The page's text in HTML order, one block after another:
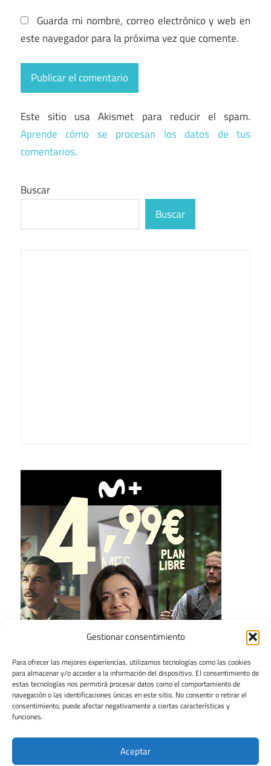
Gestionar consentimiento
Para ofrecer las mejores experiencias, utilizamos tecnologías como las cookies
para almacenar y/o acceder a la información del dispositivo. El consentimiento de
estas tecnologías nos permitirá procesar datos como el comportamiento de
navegación o las identificaciones únicas en este sitio. No consentir o retirar el
consentimiento, puede afectar negativamente a ciertas características y
funciones.
Aceptar
Guarda mi nombre, correo electrónico y web en
este navegador para la próxima vez que comente.
Este sitio usa Akismet para reducir el spam.
Aprende cómo se procesan los datos de tus
comentarios.
Buscar
Buscar